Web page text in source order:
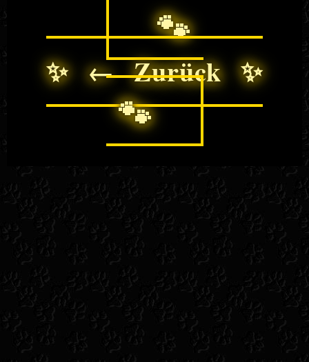
🐾
✨ ← Zurück ✨
🐾